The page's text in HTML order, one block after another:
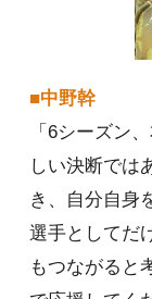
■中野幹
「6シーズン
しい決断では
き、自分自身
選手としてだ
もつながると